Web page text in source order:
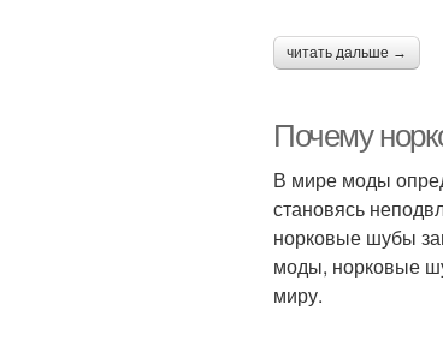
читать дальше →
Почему
В мире моды
становясь
норковые шубы
моды, норковые
миру.